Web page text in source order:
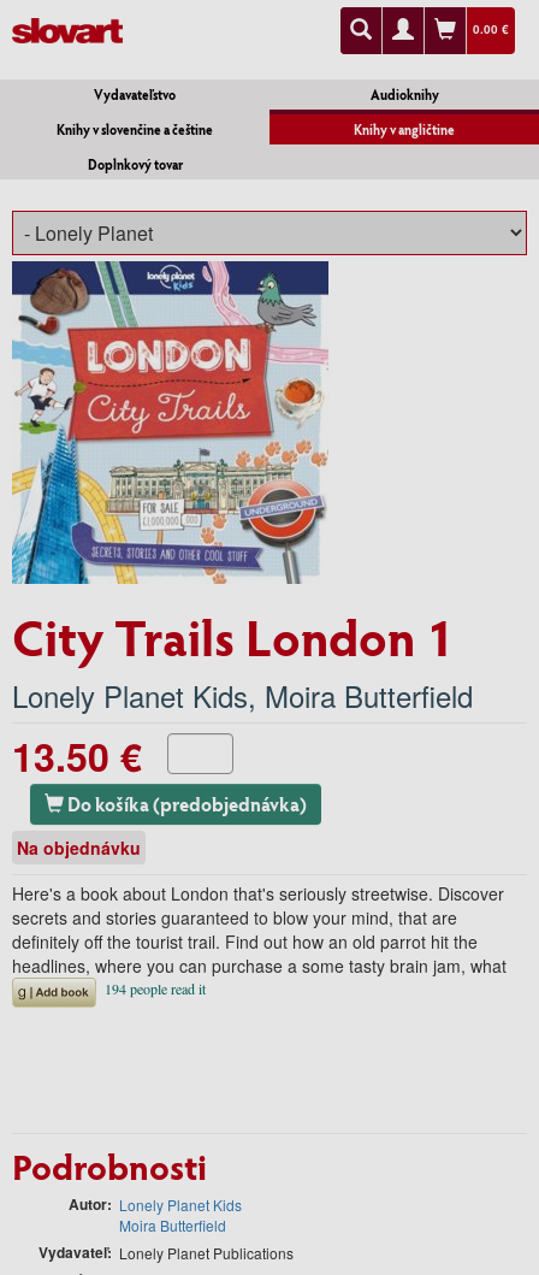
0.00 €
Vydavateľstvo
Audioknihy
Knihy v slovenčine a češtine
Knihy v angličtine
Doplnkový tovar
City Trails London 1
Lonely Planet Kids, Moira Butterfield
13.50 €
Do košíka (predobjednávka)
Na objednávku
Here's a book about London that's seriously streetwise. Discover
secrets and stories guaranteed to blow your mind, that are
definitely off the tourist trail. Find out how an old parrot hit the
headlines, where you can purchase a some tasty brain jam, what
Podrobnosti
Autor
Lonely Planet Kids
Moira Butterfield
Vydavateľ Lonely Planet Publications